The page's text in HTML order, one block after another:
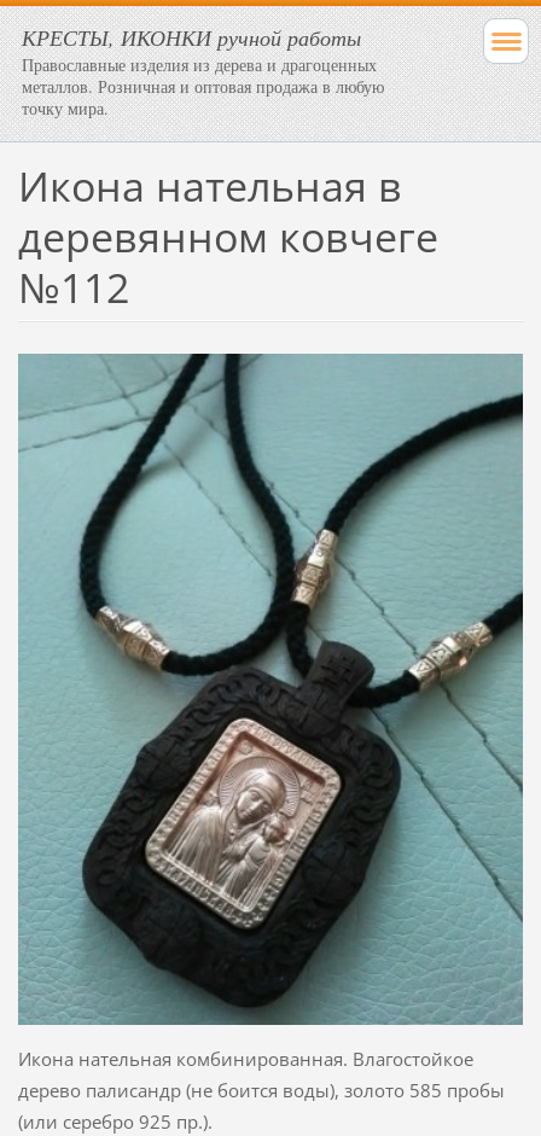
КРЕСТЫ, ИКОНКИ ручной работы
Православные изделия из дерева и драгоценных
металлов. Розничная и оптовая продажа в любую
точку мира.
Икона нательная в
деревянном ковчеге
№112
Икона нательная комбинированная. Влагостойкое
дерево палисандр (не боится воды), золото 585 пробы
(или серебро 925 пр.).